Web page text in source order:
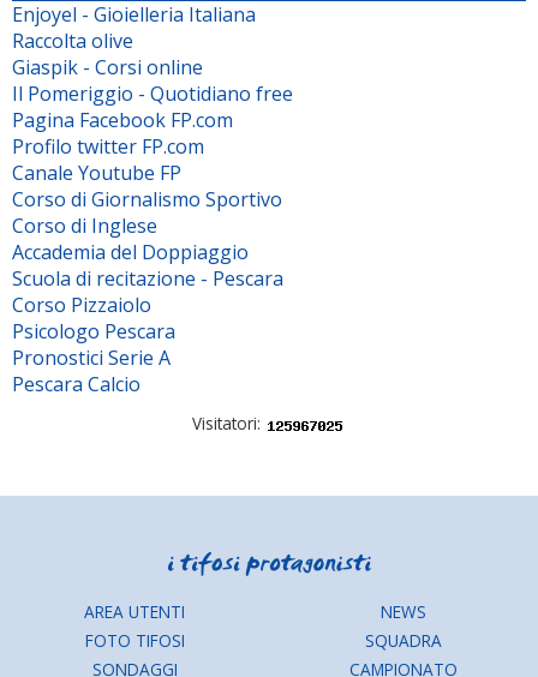
Enjoyel - Gioielleria Italiana
Raccolta olive
Giaspik - Corsi online
Il Pomeriggio - Quotidiano free
Pagina Facebook FP.com
Profilo twitter FP.com
Canale Youtube FP
Corso di Giornalismo Sportivo
Corso di Inglese
Accademia del Doppiaggio
Scuola di recitazione - Pescara
Corso Pizzaiolo
Psicologo Pescara
Pronostici Serie A
Pescara Calcio
Visitatori:
AREA UTENTI
FOTO TIFOSI
SONDAGGI
NEWS
SQUADRA
CAMPIONATO